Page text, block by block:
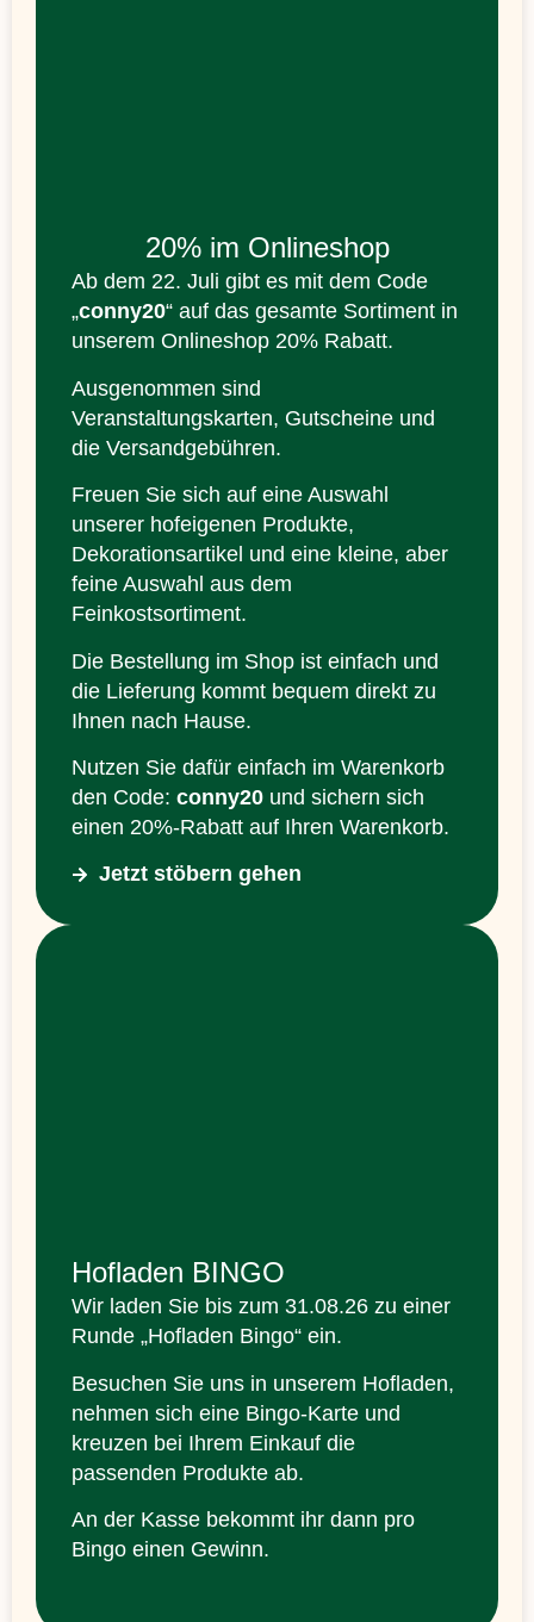
20% im Onlineshop
Ab dem 22. Juli gibt es mit dem Code
„conny20“ auf das gesamte Sortiment in
unserem Onlineshop 20% Rabatt.
Ausgenommen sind
Veranstaltungskarten, Gutscheine und
die Versandgebühren.
Freuen Sie sich auf eine Auswahl
unserer hofeigenen Produkte,
Dekorationsartikel und eine kleine, aber
feine Auswahl aus dem
Feinkostsortiment.
Die Bestellung im Shop ist einfach und
die Lieferung kommt bequem direkt zu
Ihnen nach Hause.
Nutzen Sie dafür einfach im Warenkorb
den Code: conny20 und sichern sich
einen 20%-Rabatt auf Ihren Warenkorb.
Jetzt stöbern gehen
Hofladen BINGO
Wir laden Sie bis zum 31.08.26 zu einer
Runde „Hofladen Bingo“ ein.
Besuchen Sie uns in unserem Hofladen,
nehmen sich eine Bingo-Karte und
kreuzen bei Ihrem Einkauf die
passenden Produkte ab.
An der Kasse bekommt ihr dann pro
Bingo einen Gewinn.